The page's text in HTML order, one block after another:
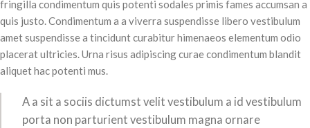
fringilla condimentum quis potenti sodales primis fames accumsan a
quis justo. Condimentum a a viverra suspendisse libero vestibulum
amet suspendisse a tincidunt curabitur himenaeos elementum odio
placerat ultricies. Urna risus adipiscing curae condimentum blandit
aliquet hac potenti mus.
A a sit a sociis dictumst velit vestibulum a id vestibulum
porta non parturient vestibulum magna ornare